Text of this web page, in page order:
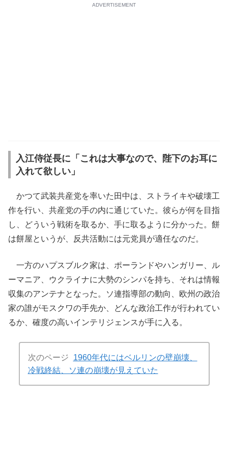
ADVERTISEMENT
入江侍従長に「これは大事なので、陛下のお耳に
入れて欲しい」
かつて武装共産党を率いた田中は、ストライキや破壊工
作を行い、共産党の手の内に通じていた。彼らが何を目指
し、どういう戦術を取るか、手に取るように分かった。餅
は餅屋というが、反共活動には元党員が適任なのだ。
一方のハプスブルク家は、ポーランドやハンガリー、ル
ーマニア、ウクライナに大勢のシンパを持ち、それは情報
収集のアンテナとなった。ソ連指導部の動向、欧州の政治
家の誰がモスクワの手先か、どんな政治工作が行われてい
るか、確度の高いインテリジェンスが手に入る。
次のページ
1960年代にはベルリンの壁崩壊、
冷戦終結、ソ連の崩壊が見えていた